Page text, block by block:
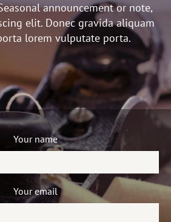
announcement or note,
elit. Donec gravida aliquam
lorem vulputate porta.
Your name
Your email